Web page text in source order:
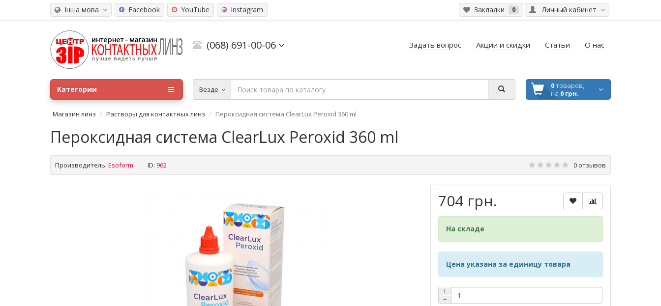
Інша мова Личный кабинет
Закладки 0
Facebook YouTube Instagram
(068) 691-00-06 Задать вопрос Акции и скидки Статьи О нас
Везде 0товаров,
на 0 грн.
Категории
Магазин линз Растворы для контактных линз Пероксидная система ClearLux Peroxid 360 ml
Пероксидная система ClearLux Peroxid 360 ml
Производитель: Esoform ID: 962 0 отзывов
704 грн.
На складе
Цена указана за единицу товара
+
−